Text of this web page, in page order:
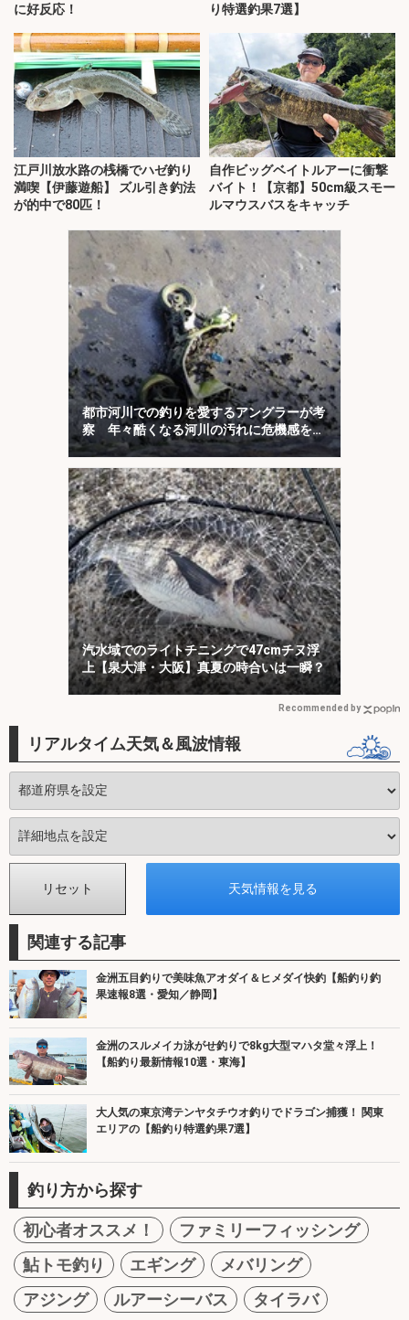
に好反応！
り特選釣果7選】
江戸川放水路の桟橋でハゼ釣り
満喫【伊藤遊船】 ズル引き釣法
が的中で80匹！
自作ビッグベイトルアーに衝撃
バイト！【京都】50cm級スモー
ルマウスバスをキャッチ
都市河川での釣りを愛するアングラーが考
察 年々酷くなる河川の汚れに危機感を持
とう
汽水域でのライトチニングで47cmチヌ浮
上【泉大津・大阪】真夏の時合いは一瞬？
Recommended by
リアルタイム天気＆風波情報
関連する記事
金洲五目釣りで美味魚アオダイ＆ヒメダイ快釣【船釣り釣
果速報8選・愛知／静岡】
金洲のスルメイカ泳がせ釣りで8kg大型マハタ堂々浮上！
【船釣り最新情報10選・東海】
大人気の東京湾テンヤタチウオ釣りでドラゴン捕獲！ 関東
エリアの【船釣り特選釣果7選】
釣り方から探す
初心者オススメ！
ファミリーフィッシング
鮎トモ釣り
エギング
メバリング
アジング
ルアーシーバス タイラバ